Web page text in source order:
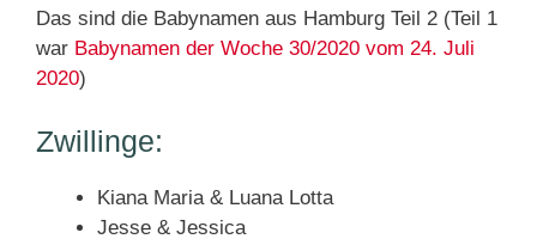
Das sind die Babynamen aus Hamburg Teil 2 (Teil 1
war Babynamen der Woche 30/2020 vom 24. Juli
2020)
Zwillinge:
Kiana Maria & Luana Lotta
Jesse & Jessica